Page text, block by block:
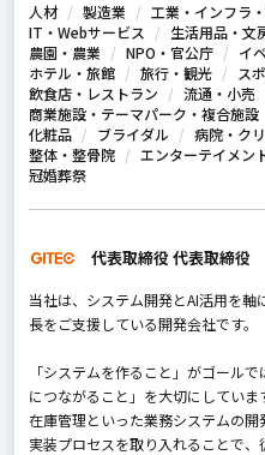
人材
製造業 工業・インフラ
IT・Webサービス
生活用品・文
農園・農業
NPO・官公庁
イ
ホテル・旅館
旅行・観光
ス
飲食店・レストラン
流通・小売
商業施設・テーマパーク・複合施設
化粧品
ブライダル 病院・ク
整体・整骨院
エンターテイメン
冠婚葬祭
代表取締役 代表取締
当社は、システム開発とAI活用を
長をご支援している開発会社です。
「システムを作ること」がゴール
につながること」を大切にしてい
在庫管理といった業務システムの開
実装プロセスを取り入れることで